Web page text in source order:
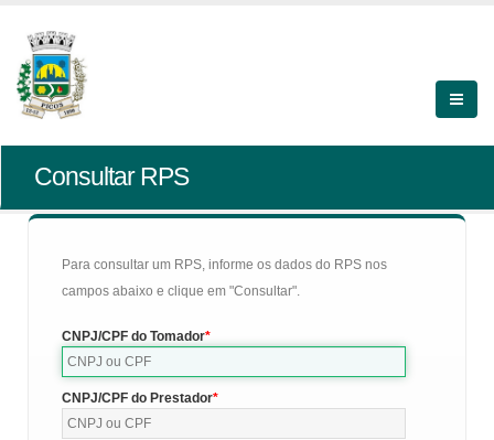
Consultar RPS
Para consultar um RPS, informe os dados do RPS nos
campos abaixo e clique em "Consultar".
CNPJ/CPF do Tomador
CNPJ/CPF do Prestador